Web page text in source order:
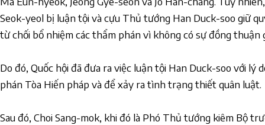
Seok-yeol bị luận tội và cựu Thủ tướng Han Duck-soo giữ
từ chối bổ nhiệm các thẩm phán vì không có sự đồng thuận
Do đó, Quốc hội đã đưa ra việc luận tội Han Duck-soo với lý
phán Tòa Hiến pháp và để xảy ra tình trạng thiết quân luật.
Sau đó, Choi Sang-mok, khi đó là Phó Thủ tướng kiêm Bộ